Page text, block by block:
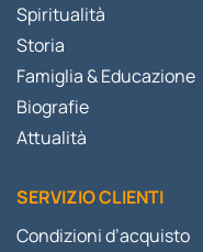
Spiritualità
Storia
Famiglia & Educazione
Biografie
Attualità
SERVIZIO CLIENTI
Condizioni d’acquisto